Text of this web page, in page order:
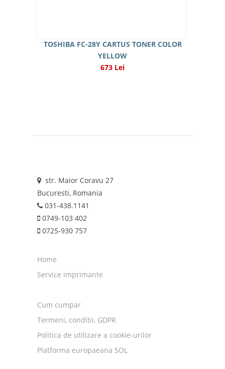
TOSHIBA FC-28Y CARTUS TONER COLOR
YELLOW
673 Lei
str. Maior Coravu 27
Bucuresti, Romania
031-438.1141
0749-103 402
0725-930 757
Home
Service imprimante
Cum cumpar
Termeni, conditii, GDPR
Politica de utilizare a cookie-urilor
Platforma europaeana SOL